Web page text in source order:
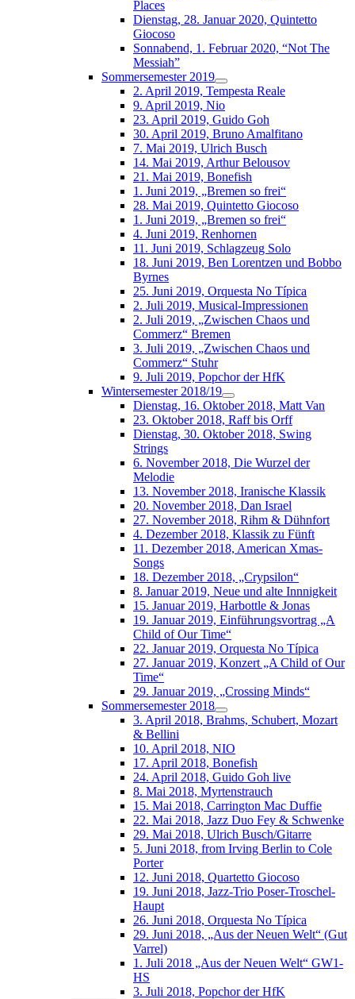
Places
Dienstag, 28. Januar 2020, Quintetto
Giocoso
Sonnabend, 1. Februar 2020, “Not The
Messiah”
Sommersemester 2019
2. April 2019, Tempesta Reale
9. April 2019, Nio
23. April 2019, Guido Goh
30. April 2019, Bruno Amalfitano
7. Mai 2019, Ulrich Busch
14. Mai 2019, Arthur Belousov
21. Mai 2019, Bonefish
1. Juni 2019, „Bremen so frei“
28. Mai 2019, Quintetto Giocoso
1. Juni 2019, „Bremen so frei“
4. Juni 2019, Renhornen
11. Juni 2019, Schlagzeug Solo
18. Juni 2019, Ben Lorentzen und Bobbo
Byrnes
25. Juni 2019, Orquesta No Típica
2. Juli 2019, Musical-Impressionen
2. Juli 2019, „Zwischen Chaos und
Commerz“ Bremen
3. Juli 2019, „Zwischen Chaos und
Commerz“ Stuhr
9. Juli 2019, Popchor der HfK
Wintersemester 2018/19
Dienstag, 16. Oktober 2018, Matt Van
23. Oktober 2018, Raff bis Orff
Dienstag, 30. Oktober 2018, Swing
Strings
6. November 2018, Die Wurzel der
Melodie
13. November 2018, Iranische Klassik
20. November 2018, Dan Israel
27. November 2018, Rihm & Dühnfort
4. Dezember 2018, Klassik zu Fünft
11. Dezember 2018, American Xmas-
Songs
18. Dezember 2018, „Crypsilon“
8. Januar 2019, Neue und alte Innnigkeit
15. Januar 2019, Harbottle & Jonas
19. Januar 2019, Einführungsvortrag „A
Child of Our Time“
22. Januar 2019, Orquesta No Típica
27. Januar 2019, Konzert „A Child of Our
Time“
29. Januar 2019, „Crossing Minds“
Sommersemester 2018
3. April 2018, Brahms, Schubert, Mozart
& Bellini
10. April 2018, NIO
17. April 2018, Bonefish
24. April 2018, Guido Goh live
8. Mai 2018, Myrtenstrauch
15. Mai 2018, Carrington Mac Duffie
22. Mai 2018, Jazz Duo Fey & Schwenke
29. Mai 2018, Ulrich Busch/Gitarre
5. Juni 2018, from Irving Berlin to Cole
Porter
12. Juni 2018, Quartetto Giocoso
19. Juni 2018, Jazz-Trio Poser-Troschel-
Haupt
26. Juni 2018, Orquesta No Típica
29. Juni 2018, „Aus der Neuen Welt“ (Gut
Varrel)
1. Juli 2018 „Aus der Neuen Welt“ GW1-
HS
3. Juli 2018, Popchor der HfK